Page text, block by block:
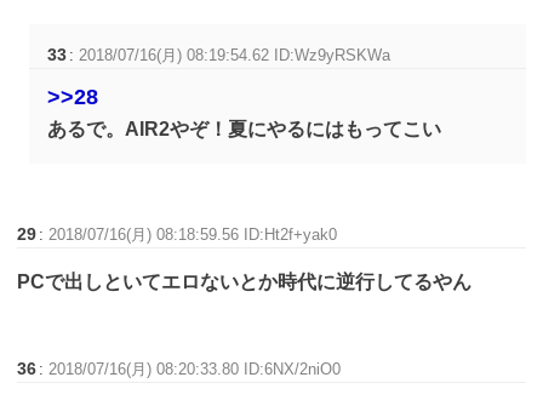
33 :2018/07/16(月) 08:19:54.62 ID:Wz9yRSKWa
>>28
あるで。AIR2やぞ！夏にやるにはもってこい
29 :2018/07/16(月) 08:18:59.56 ID:Ht2f+yak0
PCで出しといてエロないとか時代に逆行してるやん
36 :2018/07/16(月) 08:20:33.80 ID:6NX/2niO0